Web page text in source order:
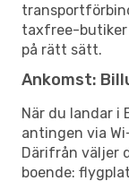
taxfree-
på rätt sätt.
Ankomst:
När du landar i
antingen via
Därifrån väljer
boende: